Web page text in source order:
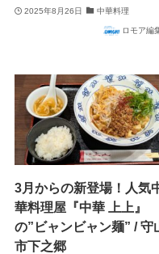
2025年8月26日 中華料理
ロモア編
3月からの新登場！人気
華料理屋『中華 上上』
の”ビャンビャン麺” / 守
市下之郷